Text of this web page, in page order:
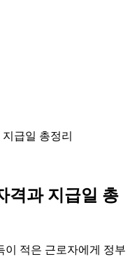
급일 총정리
격과 지급일 총
이 적은 근로자에게 정부